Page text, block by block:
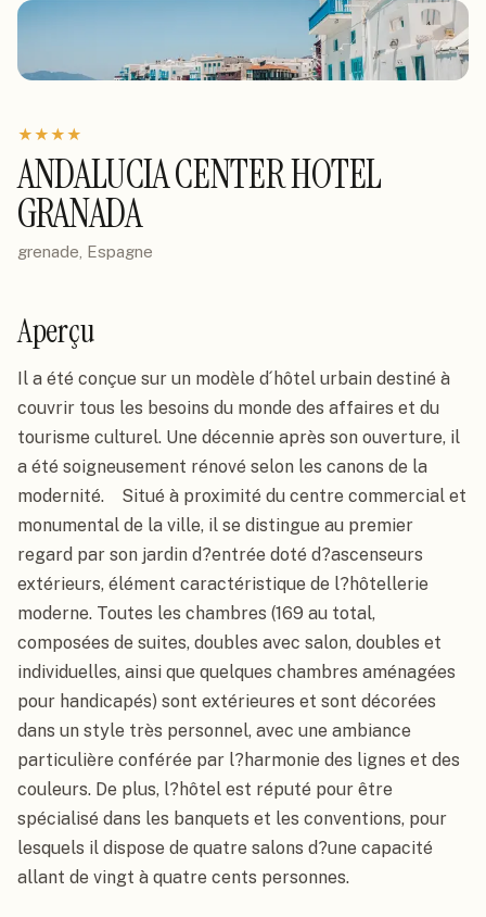
★★★★
ANDALUCIA CENTER HOTEL
GRANADA
grenade, Espagne
Aperçu
Il a été conçue sur un modèle d´hôtel urbain destiné à
couvrir tous les besoins du monde des affaires et du
tourisme culturel. Une décennie après son ouverture, il
a été soigneusement rénové selon les canons de la
modernité.    Situé à proximité du centre commercial et
monumental de la ville, il se distingue au premier
regard par son jardin d?entrée doté d?ascenseurs
extérieurs, élément caractéristique de l?hôtellerie
moderne. Toutes les chambres (169 au total,
composées de suites, doubles avec salon, doubles et
individuelles, ainsi que quelques chambres aménagées
pour handicapés) sont extérieures et sont décorées
dans un style très personnel, avec une ambiance
particulière conférée par l?harmonie des lignes et des
couleurs. De plus, l?hôtel est réputé pour être
spécialisé dans les banquets et les conventions, pour
lesquels il dispose de quatre salons d?une capacité
allant de vingt à quatre cents personnes.